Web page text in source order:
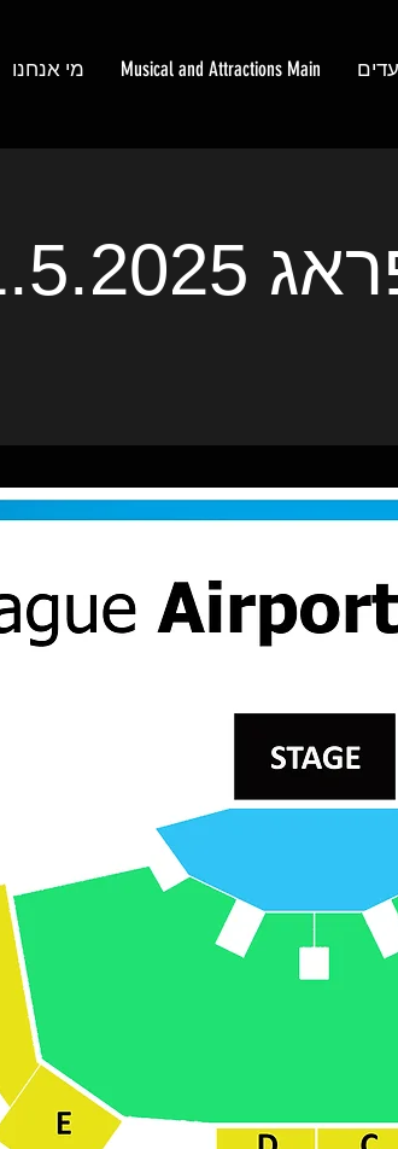
Musical and Attractions Main מי אנחנו